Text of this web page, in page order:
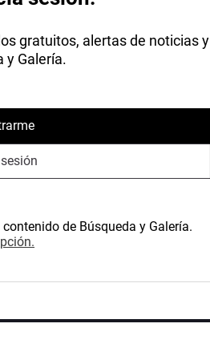
gratuitos, alertas de noticias y
y Galería.
de Búsqueda y Galería.